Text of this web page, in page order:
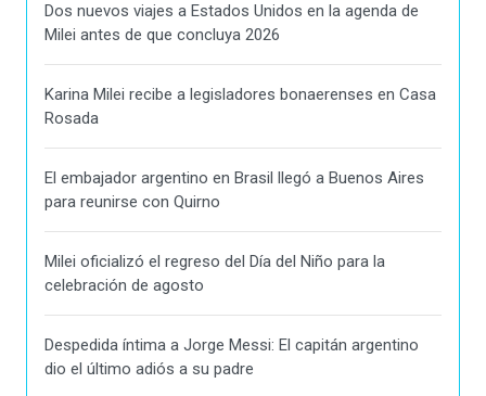
Dos nuevos viajes a Estados Unidos en la agenda de
Milei antes de que concluya 2026
Karina Milei recibe a legisladores bonaerenses en Casa
Rosada
El embajador argentino en Brasil llegó a Buenos Aires
para reunirse con Quirno
Milei oficializó el regreso del Día del Niño para la
celebración de agosto
Despedida íntima a Jorge Messi: El capitán argentino
dio el último adiós a su padre